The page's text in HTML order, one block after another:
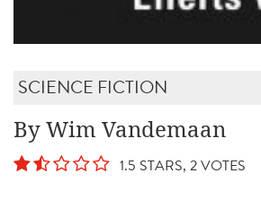
SCIENCE FICTION
By Wim Vandemaan
1.5 STARS, 2 VOTES